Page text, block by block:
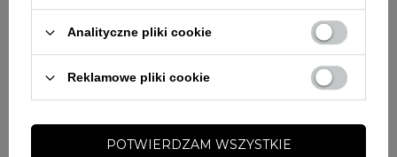
PROMOCJA
DARMOWA DOSTAWA
CHADA
Bluza męska z kapturem oversize Chada
PROMOCJA
PRZECENA
DARMOWA DOSTAWA
Bluza z kapturem
Analityczne pliki cookie
Reklamowe pliki cookie
POTWIERDZAM WSZYSTKIE